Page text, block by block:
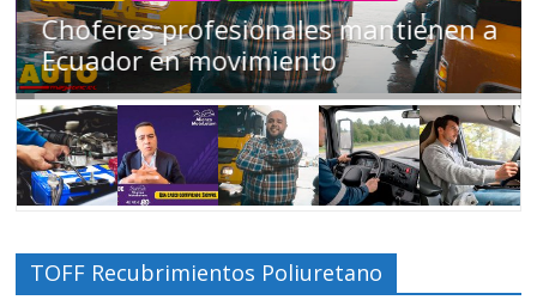
Choferes profesionales mantienen a
Ecuador en movimiento
TOFF Recubrimientos Poliuretano